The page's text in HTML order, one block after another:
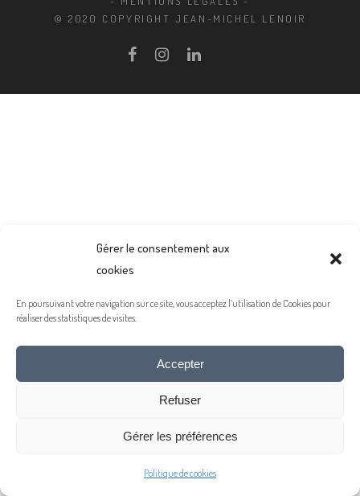
Gérer le consentement aux
cookies
En poursuivant votre navigation sur ce site, vous acceptez l’utilisation de Cookies pour
réaliser des statistiques de visites.
Accepter
Refuser
Gérer les préférences
Politique de cookies
© 2020 COPYRIGHT JEAN-MICHEL LENOIR